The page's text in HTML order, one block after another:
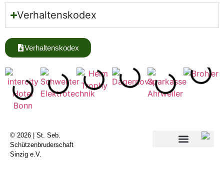
Verhaltenskodex
Verhaltenskodex
© 2026 | St. Seb.
Schützenbruderschaft
Sinzig e.V.